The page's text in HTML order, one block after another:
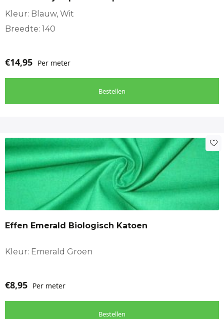
Kleur: Blauw, Wit
Breedte: 140
€14,95 Per meter
Bestellen
Effen Emerald Biologisch Katoen
Kleur: Emerald Groen
€8,95 Per meter
Bestellen